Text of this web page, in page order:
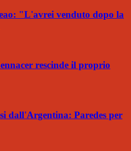
"L'avrei venduto dopo la
rescinde il proprio
dall'Argentina: Paredes per